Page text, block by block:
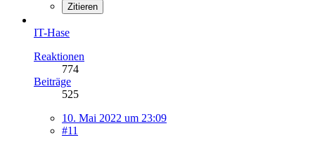
Zitieren
IT-Hase
Reaktionen
774
Beiträge
525
10. Mai 2022 um 23:09
#11